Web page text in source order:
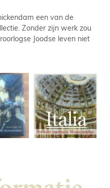
een van de
Zonder zijn werk zou
Joodse leven niet